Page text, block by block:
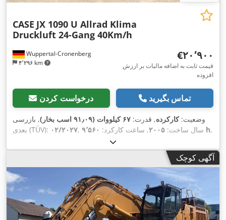
Wuppertal-Cronenberg
۴٬۲۹۶ km
CASE JX 1090 U Allrad Klima
Druckluft 24-Gang 40Km/h
‎€۲۰٬۹۰۰
قیمت ثابت به اضافه مالیات بر ارزش
افزوده
درخواست کردن تماس بگیرید
وضعیت:کارکرده, قدرت: ۶۷ کیلووات (۹۱٫۰۹ اسب بخار)
, بازرسی
بعدی (TÜV): ۰۲/۲۰۲۷ , سال ساخت: ۲۰۰۵, ساعت کارکرد: ۹٬۵۶۰ h,
تهویه مطبوع, چهار چرخ محرک, کابین
آگهی کوچک